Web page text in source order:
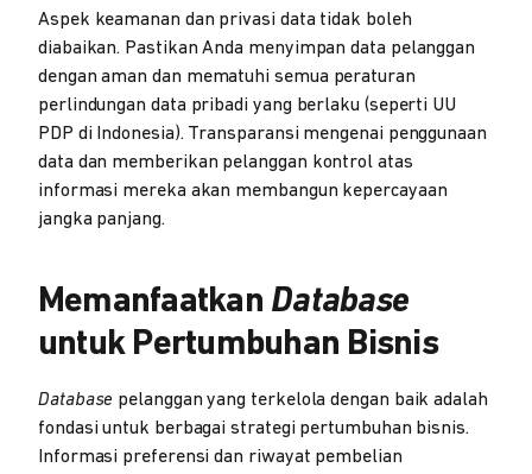
Aspek keamanan dan privasi data tidak boleh
diabaikan. Pastikan Anda menyimpan data pelanggan
dengan aman dan mematuhi semua peraturan
perlindungan data pribadi yang berlaku (seperti UU
PDP di Indonesia). Transparansi mengenai penggunaan
data dan memberikan pelanggan kontrol atas
informasi mereka akan membangun kepercayaan
jangka panjang.
Memanfaatkan Database
untuk Pertumbuhan Bisnis
Database pelanggan yang terkelola dengan baik adalah
fondasi untuk berbagai strategi pertumbuhan bisnis.
Informasi preferensi dan riwayat pembelian